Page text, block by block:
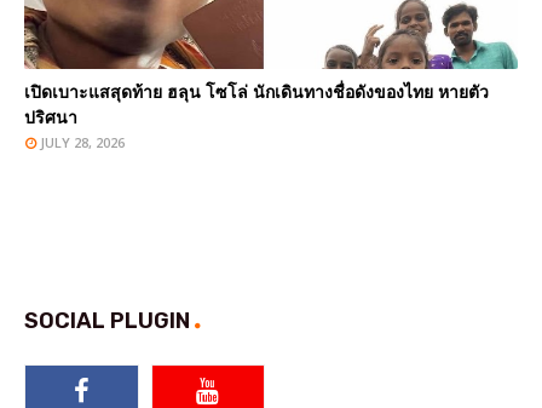
เปิดเบาะแสสุดท้าย ฮลุน โซโล่ นักเดินทางชื่อดังของไทย หายตัว
ปริศนา
JULY 28, 2026
SOCIAL PLUGIN